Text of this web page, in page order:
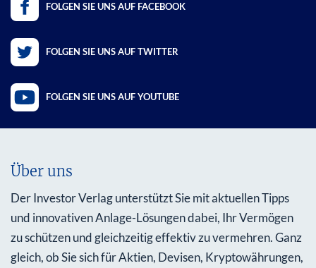
FOLGEN SIE UNS AUF FACEBOOK
FOLGEN SIE UNS AUF TWITTER
FOLGEN SIE UNS AUF YOUTUBE
Über uns
Der Investor Verlag unterstützt Sie mit aktuellen Tipps
und innovativen Anlage-Lösungen dabei, Ihr Vermögen
zu schützen und gleichzeitig effektiv zu vermehren. Ganz
gleich, ob Sie sich für Aktien, Devisen, Kryptowährungen,